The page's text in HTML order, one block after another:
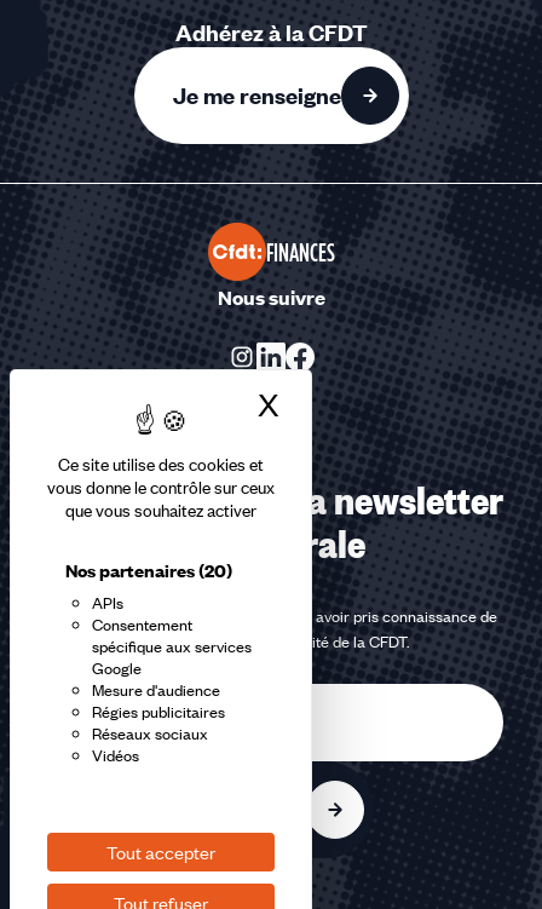
Ce site utilise des cookies et
vous donne le contrôle sur ceux
que vous souhaitez activer
Nos partenaires(20)
APIs
Consentement
spécifique aux services
Google
Mesure d'audience
Régies publicitaires
Réseaux sociaux
Vidéos
Tout accepter
Tout refuser
X Masquer le
Adhérez à la CFDT
Je me renseigne
FINANCES
Nous suivre
Abonnez-vous à la newsletter
confédérale
En m'inscrivant à la newsletter, j'affirme avoir pris connaissance de
lapolitique de confidentialité de la CFDT.